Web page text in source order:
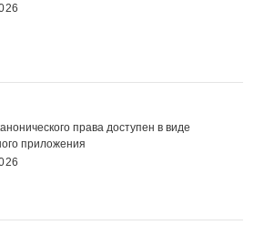
права доступен в виде
приложения